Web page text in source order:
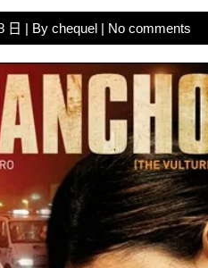
日 | By chequel | No comments